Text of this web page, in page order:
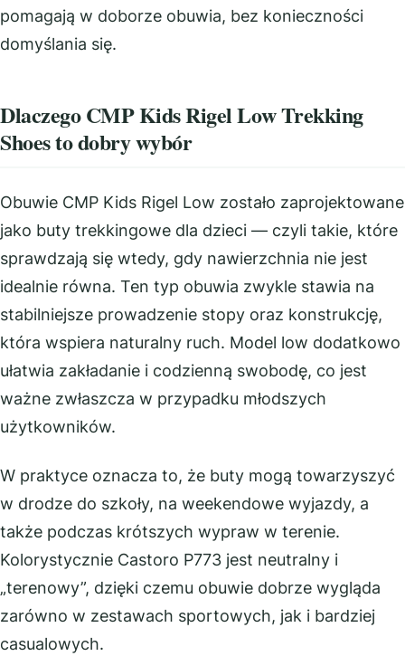
pomagają w doborze obuwia, bez konieczności
domyślania się.
Dlaczego CMP Kids Rigel Low Trekking
Shoes to dobry wybór
Obuwie CMP Kids Rigel Low zostało zaprojektowane
jako buty trekkingowe dla dzieci — czyli takie, które
sprawdzają się wtedy, gdy nawierzchnia nie jest
idealnie równa. Ten typ obuwia zwykle stawia na
stabilniejsze prowadzenie stopy oraz konstrukcję,
która wspiera naturalny ruch. Model low dodatkowo
ułatwia zakładanie i codzienną swobodę, co jest
ważne zwłaszcza w przypadku młodszych
użytkowników.
W praktyce oznacza to, że buty mogą towarzyszyć
w drodze do szkoły, na weekendowe wyjazdy, a
także podczas krótszych wypraw w terenie.
Kolorystycznie Castoro P773 jest neutralny i
„terenowy”, dzięki czemu obuwie dobrze wygląda
zarówno w zestawach sportowych, jak i bardziej
casualowych.